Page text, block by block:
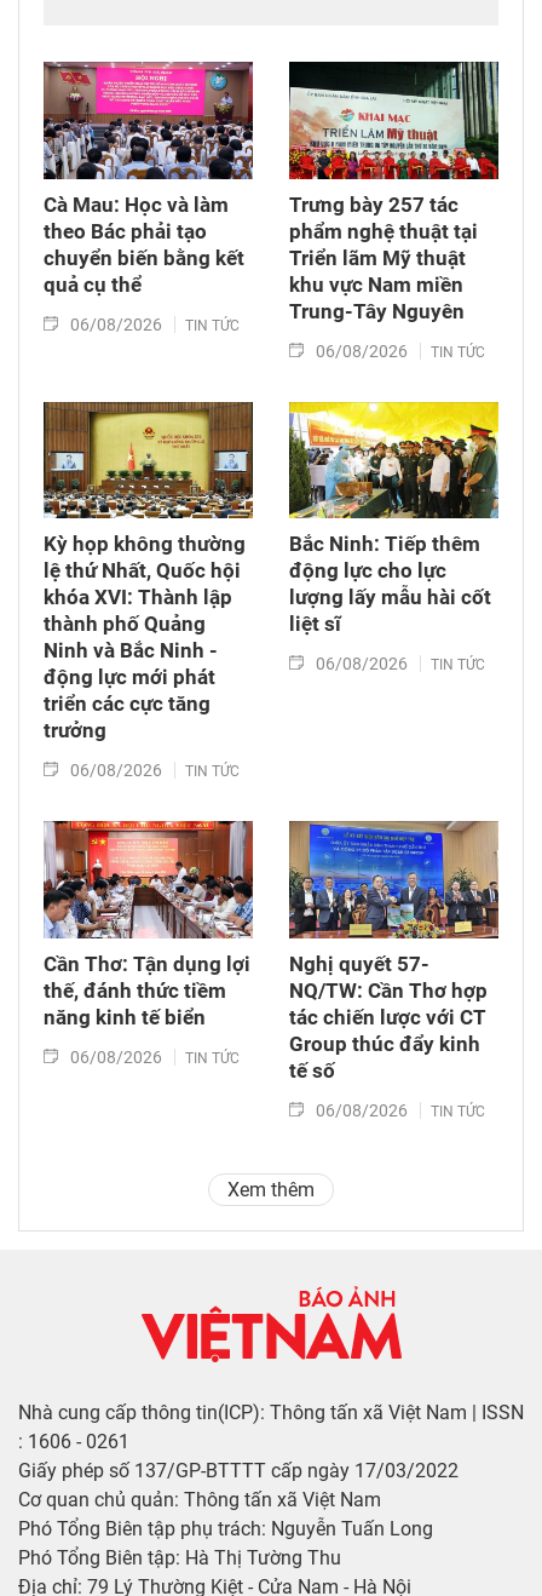
Cà Mau: Học và làm
theo Bác phải tạo
chuyển biến bằng kết
quả cụ thể
06/08/2026 TIN TỨC
Trưng bày 257 tác
phẩm nghệ thuật tại
Triển lãm Mỹ thuật
khu vực Nam miền
Trung-Tây Nguyên
06/08/2026 TIN TỨC
Kỳ họp không thường
lệ thứ Nhất, Quốc hội
khóa XVI: Thành lập
thành phố Quảng
Ninh và Bắc Ninh -
động lực mới phát
triển các cực tăng
trưởng
06/08/2026 TIN TỨC
Bắc Ninh: Tiếp thêm
động lực cho lực
lượng lấy mẫu hài cốt
liệt sĩ
06/08/2026 TIN TỨC
Cần Thơ: Tận dụng lợi
thế, đánh thức tiềm
năng kinh tế biển
06/08/2026 TIN TỨC
Nghị quyết 57-
NQ/TW: Cần Thơ hợp
tác chiến lược với CT
Group thúc đẩy kinh
tế số
06/08/2026 TIN TỨC
Xem thêm
Nhà cung cấp thông tin(ICP): Thông tấn xã Việt Nam | ISSN
: 1606 - 0261
Giấy phép số 137/GP-BTTTT cấp ngày 17/03/2022
Cơ quan chủ quản: Thông tấn xã Việt Nam
Phó Tổng Biên tập phụ trách: Nguyễn Tuấn Long
Phó Tổng Biên tập: Hà Thị Tường Thu
Địa chỉ: 79 Lý Thường Kiệt - Cửa Nam - Hà Nội